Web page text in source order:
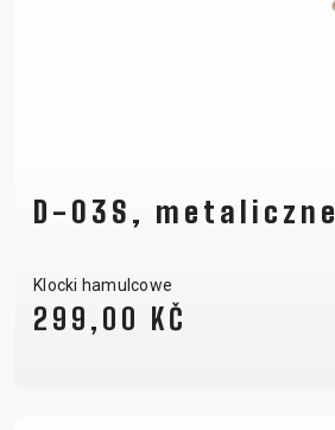
D-03S, metaliczne
Klocki hamulcowe
299,00 KČ